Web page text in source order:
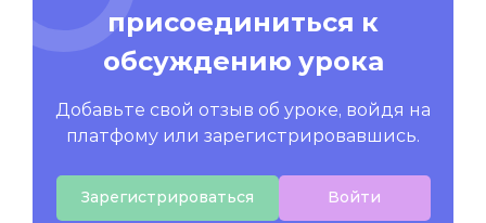
присоединиться к
обсуждению урока
Добавьте свой отзыв об уроке, войдя на
платфому или зарегистрировавшись.
Зарегистрироваться Войти